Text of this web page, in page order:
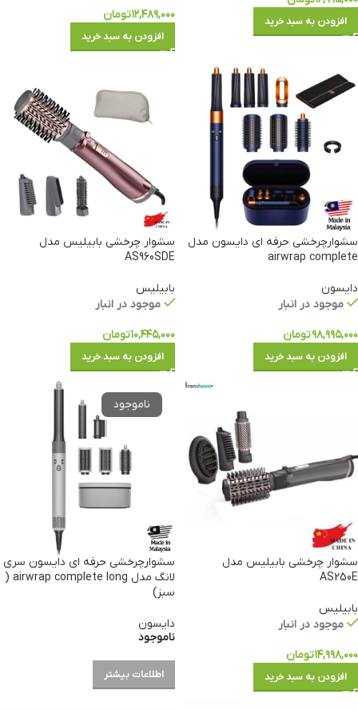
افزودن به سبد خرید
۱۲,۴۸۹,۰۰۰تومان
افزودن به سبد خرید
سشوارچرخشی حرفه ای دایسون مدل
airwrap complete
دایسون
موجود در انبار
۹۸,۹۹۵,۰۰۰تومان
افزودن به سبد خرید
سشوار چرخشی بابیلیس مدل
AS960SDE
بابیلیس
موجود در انبار
۱۰,۴۴۵,۰۰۰تومان
افزودن به سبد خرید
سشوار چرخشی بابیلیس مدل
AS250E
بابیلیس
موجود در انبار
۱۴,۹۹۸,۰۰۰تومان
افزودن به سبد خرید
سشوارچرخشی حرفه ای دایسون سری
لانگ مدل airwrap complete long (
سبز)
دایسون
ناموجود
اطلاعات بیشتر